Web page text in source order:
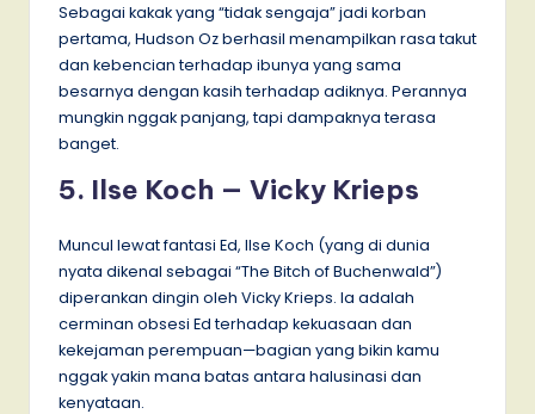
Sebagai kakak yang “tidak sengaja” jadi korban
pertama, Hudson Oz berhasil menampilkan rasa takut
dan kebencian terhadap ibunya yang sama
besarnya dengan kasih terhadap adiknya. Perannya
mungkin nggak panjang, tapi dampaknya terasa
banget.
5. Ilse Koch — Vicky Krieps
Muncul lewat fantasi Ed, Ilse Koch (yang di dunia
nyata dikenal sebagai “The Bitch of Buchenwald”)
diperankan dingin oleh Vicky Krieps. Ia adalah
cerminan obsesi Ed terhadap kekuasaan dan
kekejaman perempuan—bagian yang bikin kamu
nggak yakin mana batas antara halusinasi dan
kenyataan.